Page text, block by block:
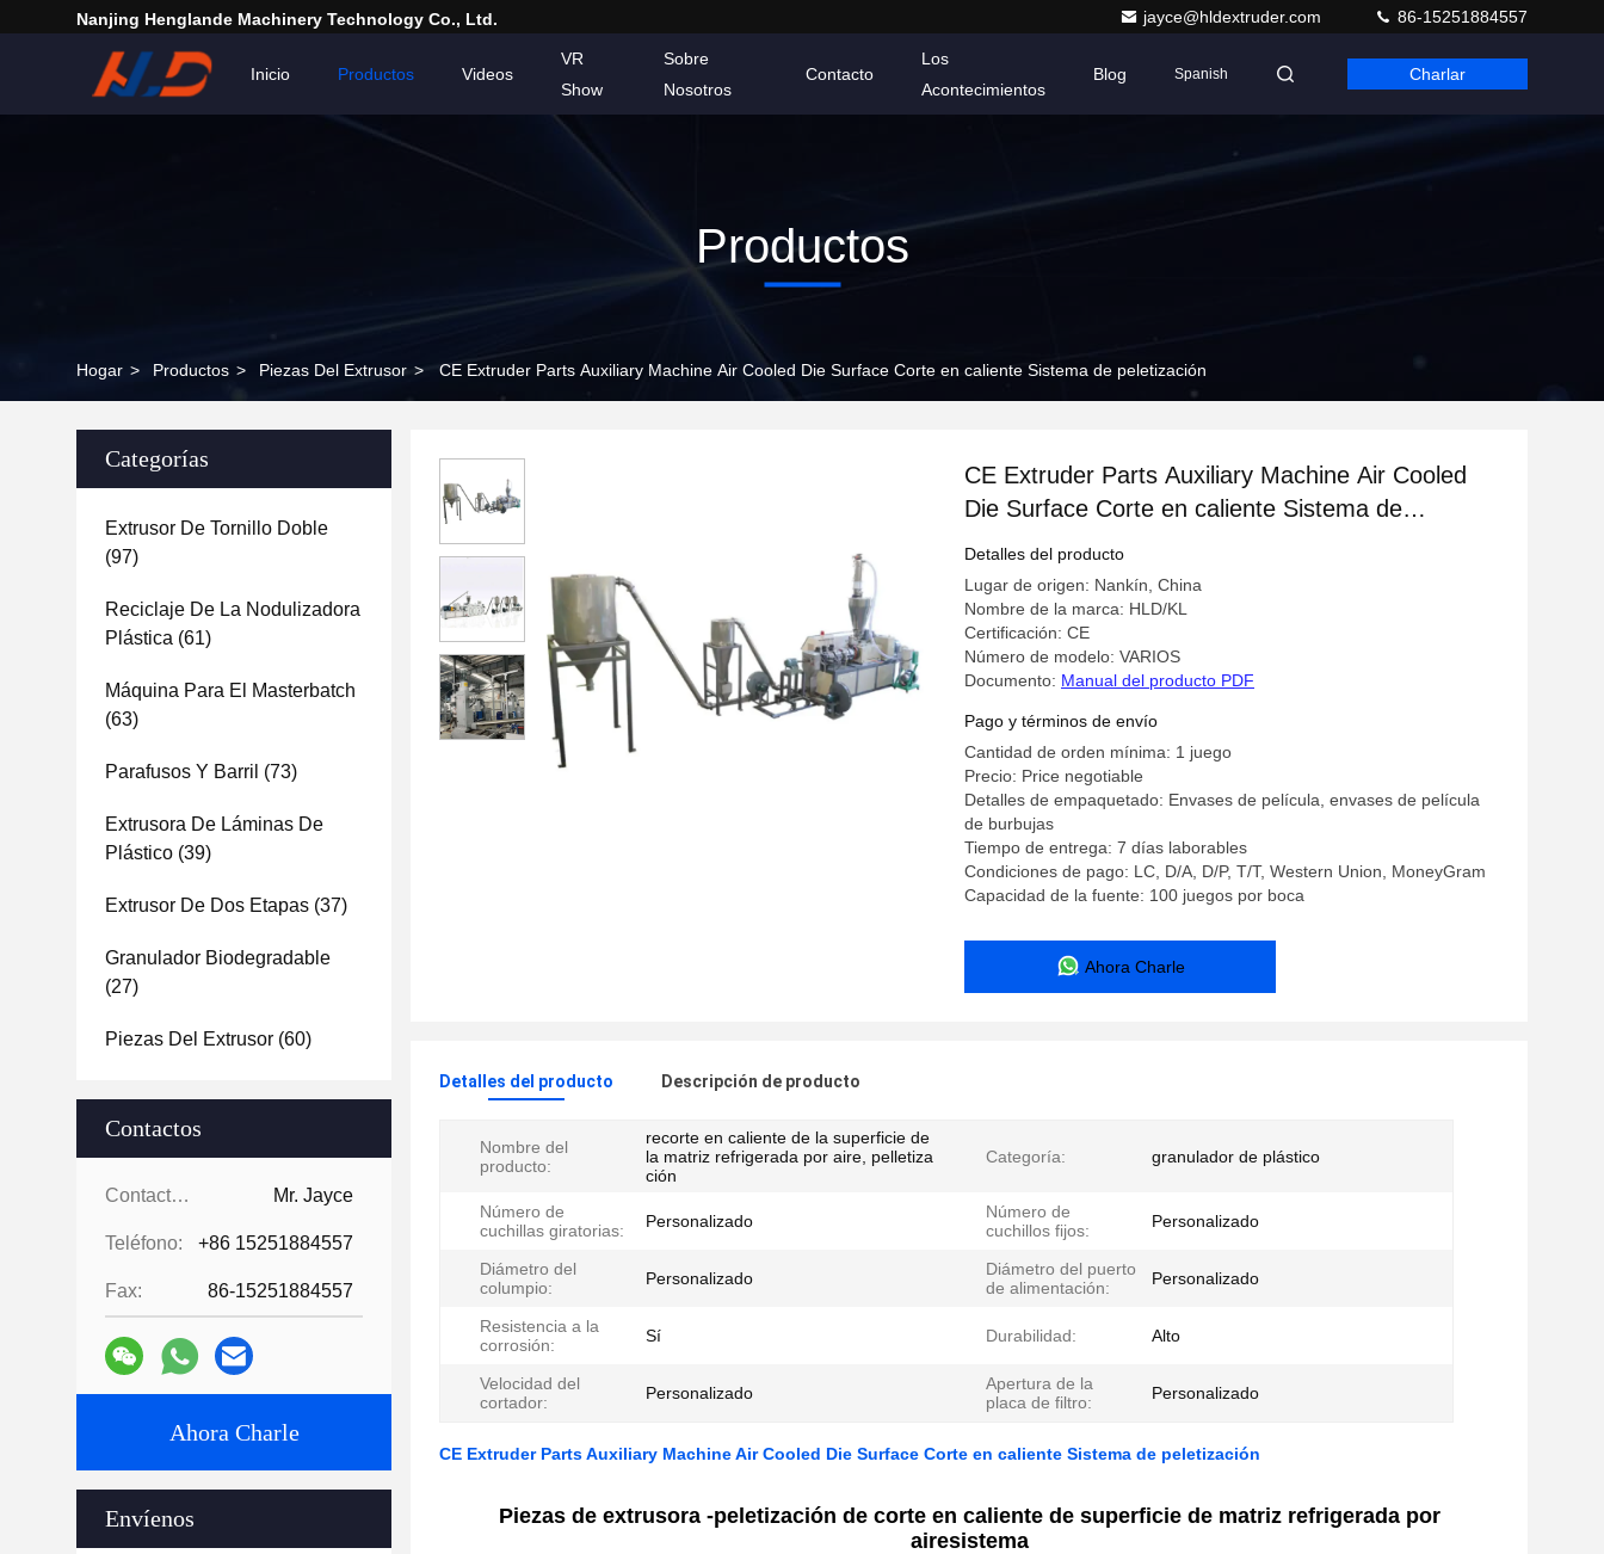
Nanjing Henglande Machinery Technology Co., Ltd. jayce@hldextruder.com 86-15251884557
Inicio Productos Videos
VR
Show
Sobre
Nosotros
Contacto
Los
Acontecimientos
Blog Spanish Charlar
Productos
Hogar > Productos > Piezas Del Extrusor > CE Extruder Parts Auxiliary Machine Air Cooled Die Surface Corte en caliente Sistema de peletización
Categorías
Extrusor De Tornillo Doble
(97)
Reciclaje De La Nodulizadora
Plástica (61)
Máquina Para El Masterbatch
(63)
Parafusos Y Barril (73)
Extrusora De Láminas De
Plástico (39)
Extrusor De Dos Etapas (37)
Granulador Biodegradable
(27)
Piezas Del Extrusor (60)
Contactos
Contactos: Mr. Jayce
Teléfono: +86 15251884557
Fax: 86-15251884557
Ahora Charle
Envíenos
CE Extruder Parts Auxiliary Machine Air Cooled
Die Surface Corte en caliente Sistema de
peletización
Detalles del producto
Lugar de origen: Nankín, China
Nombre de la marca: HLD/KL
Certificación: CE
Número de modelo: VARIOS
Documento: Manual del producto PDF
Pago y términos de envío
Cantidad de orden mínima: 1 juego
Precio: Price negotiable
Detalles de empaquetado: Envases de película, envases de película
de burbujas
Tiempo de entrega: 7 días laborables
Condiciones de pago: LC, D/A, D/P, T/T, Western Union, MoneyGram
Capacidad de la fuente: 100 juegos por boca
Ahora Charle
Detalles del producto Descripción de producto
Nombre del
producto:
recorte en caliente de la superficie de
la matriz refrigerada por aire, pelletiza
ción
Categoría: granulador de plástico
Número de
cuchillas giratorias:
Personalizado
Número de
cuchillos fijos:
Personalizado
Diámetro del
columpio:
Personalizado
Diámetro del puerto
de alimentación:
Personalizado
Resistencia a la
corrosión:
Sí Durabilidad: Alto
Velocidad del
cortador:
Personalizado
Apertura de la
placa de filtro:
Personalizado
CE Extruder Parts Auxiliary Machine Air Cooled Die Surface Corte en caliente Sistema de peletización
Piezas de extrusora -peletización de corte en caliente de superficie de matriz refrigerada por
airesistema